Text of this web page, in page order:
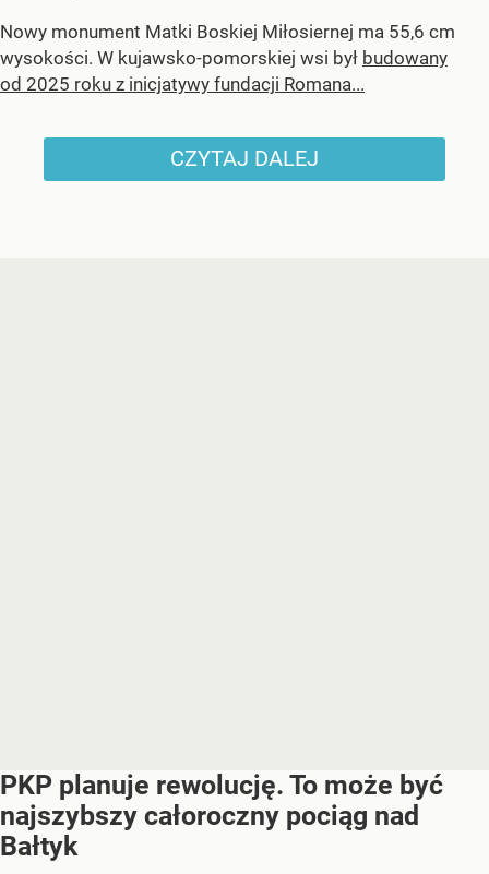
Nowy monument Matki Boskiej Miłosiernej ma 55,6 cm
wysokości. W kujawsko-pomorskiej wsi był budowany
od 2025 roku z inicjatywy fundacji Romana...
CZYTAJ DALEJ
PKP planuje rewolucję. To może być
najszybszy całoroczny pociąg nad
Bałtyk